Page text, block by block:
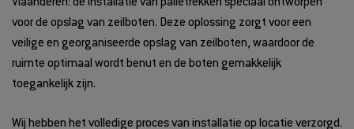
Vlaanderen: de installatie van palletrekken speciaal ontworpen
voor de opslag van zeilboten. Deze oplossing zorgt voor een
veilige en georganiseerde opslag van zeilboten, waardoor de
ruimte optimaal wordt benut en de boten gemakkelijk
toegankelijk zijn.
Wij hebben het volledige proces van installatie op locatie verzorgd.